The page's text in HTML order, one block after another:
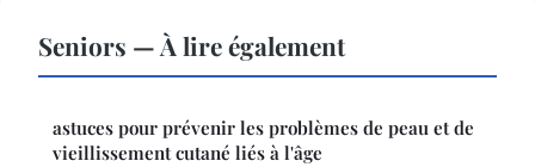
Seniors — À lire également
astuces pour prévenir les problèmes de peau et de
vieillissement cutané liés à l'âge